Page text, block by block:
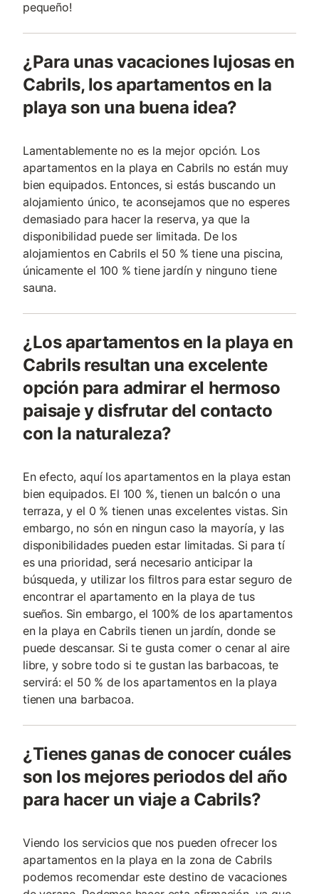
pequeño!
¿Para unas vacaciones lujosas en
Cabrils, los apartamentos en la
playa son una buena idea?
Lamentablemente no es la mejor opción. Los
apartamentos en la playa en Cabrils no están muy
bien equipados. Entonces, si estás buscando un
alojamiento único, te aconsejamos que no esperes
demasiado para hacer la reserva, ya que la
disponibilidad puede ser limitada. De los
alojamientos en Cabrils el 50 % tiene una piscina,
únicamente el 100 % tiene jardín y ninguno tiene
sauna.
¿Los apartamentos en la playa en
Cabrils resultan una excelente
opción para admirar el hermoso
paisaje y disfrutar del contacto
con la naturaleza?
En efecto, aquí los apartamentos en la playa estan
bien equipados. El 100 %, tienen un balcón o una
terraza, y el 0 % tienen unas excelentes vistas. Sin
embargo, no són en ningun caso la mayoría, y las
disponibilidades pueden estar limitadas. Si para tí
es una prioridad, será necesario anticipar la
búsqueda, y utilizar los filtros para estar seguro de
encontrar el apartamento en la playa de tus
sueños. Sin embargo, el 100% de los apartamentos
en la playa en Cabrils tienen un jardín, donde se
puede descansar. Si te gusta comer o cenar al aire
libre, y sobre todo si te gustan las barbacoas, te
servirá: el 50 % de los apartamentos en la playa
tienen una barbacoa.
¿Tienes ganas de conocer cuáles
son los mejores periodos del año
para hacer un viaje a Cabrils?
Viendo los servicios que nos pueden ofrecer los
apartamentos en la playa en la zona de Cabrils
podemos recomendar este destino de vacaciones